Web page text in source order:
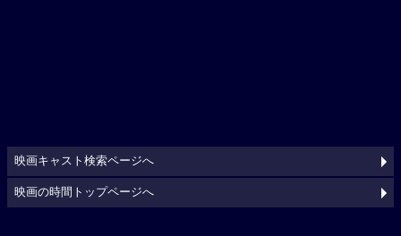
映画キャスト検索ページへ
映画の時間トップページへ